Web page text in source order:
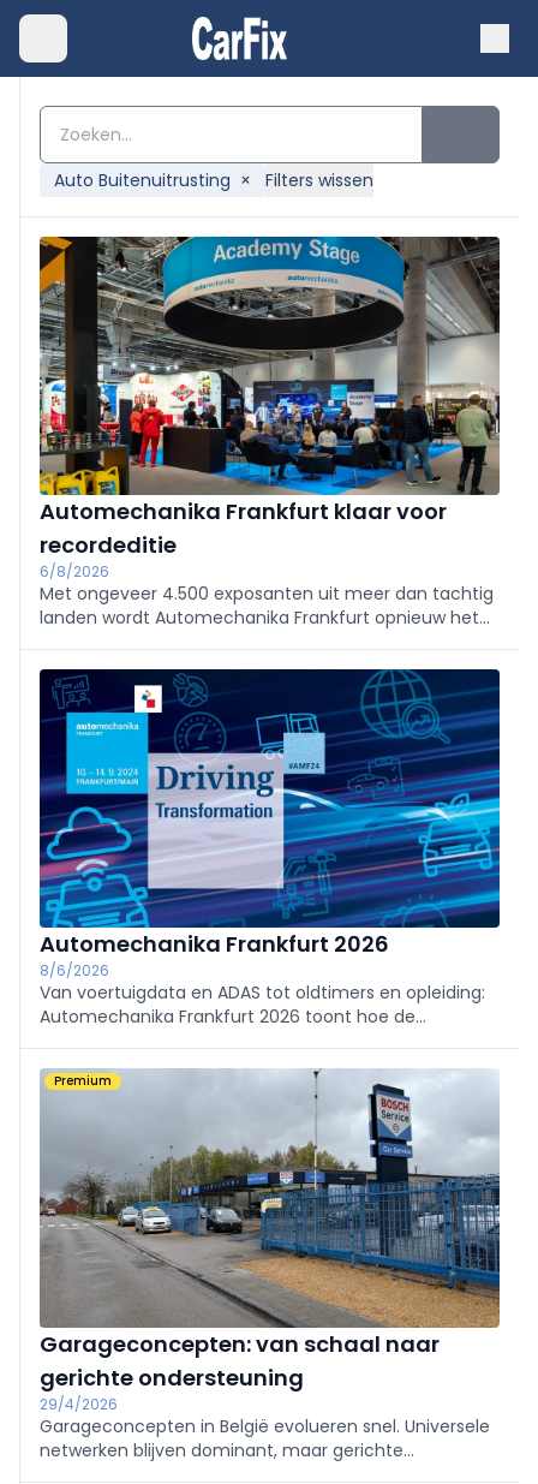
Auto Buitenuitrusting × Filters wissen
Automechanika Frankfurt klaar voor
recordeditie
6/8/2026
Met ongeveer 4.500 exposanten uit meer dan tachtig
landen wordt Automechanika Frankfurt opnieuw het
automotiveaftermarket. AI, digitalisering, opleiding en
remanufacturing staan centraal tijdens de editie van
2026.
Automechanika Frankfurt 2026
8/6/2026
Van voertuigdata en ADAS tot oldtimers en opleiding:
Automechanika Frankfurt 2026 toont hoe de
wagenpark dat steeds complexer, sterker
geconnecteerd en meer softwaregestuurd wordt.
Premium
Garageconcepten: van schaal naar
gerichte ondersteuning
29/4/2026
Garageconcepten in België evolueren snel. Universele
netwerken blijven dominant, maar gerichte